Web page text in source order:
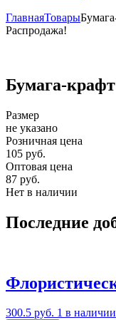
ГлавнаяТовары
Распродажа!
Бумага-
Размер
не указано
Розничная цена
105 руб.
Оптовая цена
87 руб.
Нет в наличии
Последние
300.5 руб. 1 в наличии